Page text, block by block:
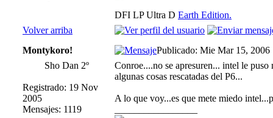
DFI LP Ultra D Earth Edition.
Volver arriba
Montykoro!
Publicado: Mie Mar 15, 2006
Sho Dan 2º
Registrado: 19 Nov
2005
Mensajes: 1119
Conroe....no se apresuren... intel le
algunas cosas rescatadas del P6...
A lo que voy...es que mete miedo